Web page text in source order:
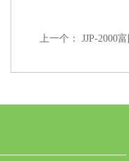
上一个： JJP-2000